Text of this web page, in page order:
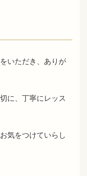
いただき、ありが
に、丁寧にレッス
気をつけていらし